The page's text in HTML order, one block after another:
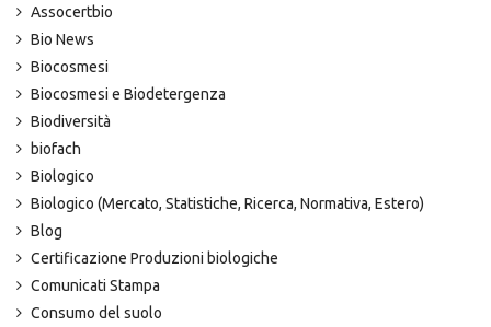
Assocertbio
Bio News
Biocosmesi
Biocosmesi e Biodetergenza
Biodiversità
biofach
Biologico
Biologico (Mercato, Statistiche, Ricerca, Normativa, Estero)
Blog
Certificazione Produzioni biologiche
Comunicati Stampa
Consumo del suolo